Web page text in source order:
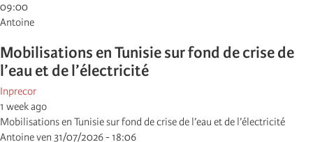
09:00
Antoine
Mobilisations en Tunisie sur fond de crise de
l’eau et de l’électricité
Inprecor
1 week ago
Mobilisations en Tunisie sur fond de crise de l’eau et de l’électricité
Antoine ven 31/07/2026 - 18:06